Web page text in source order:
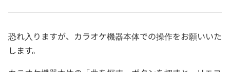
恐れ入りますが、カラオケ機器本体での操作をお願いいた
します。